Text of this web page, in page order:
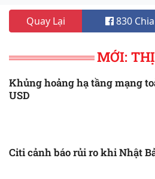
Chiến thuật vượt sông thất
chỉ huy không ra lệnh
Tư lệnh Lục quân Anh dự
Ukraine tự tin giành lại
“Tương kế tựu kế”, Nga
Quay Lại 830
MỚI:
Khủng hoảng hạ tầng mạng
USD
Citi cảnh báo rủi ro khi Nhật